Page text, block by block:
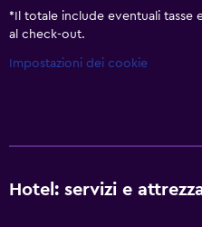
* Il totale include eventuali
al check-out.
Impostazioni dei cookie
Hotel: servizi e